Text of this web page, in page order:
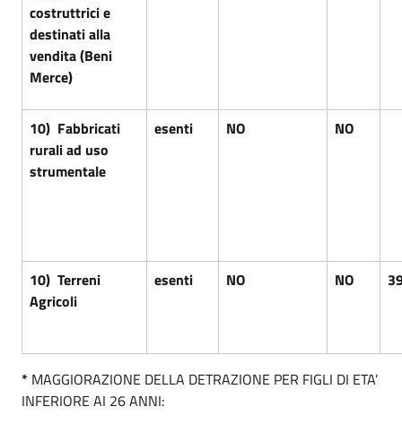
costruttrici e
destinati alla
vendita (Beni
Merce)
10) Fabbricati
rurali ad uso
strumentale
esenti NO NO
10) Terreni
Agricoli
esenti NO NO
* MAGGIORAZIONE DELLA DETRAZIONE PER FIGLI DI ETA’
INFERIORE AI 26 ANNI: